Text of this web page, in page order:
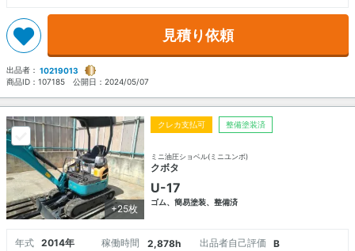
見積り依頼
出品者： 10219013
商品ID： 107185 公開日： 2024/05/07
+25枚
クレカ支払可 整備塗装済
ミニ油圧ショベル(ミニユンボ)
クボタ
U-17
ゴム、簡易塗装、整備済
年式 2014年 稼働時間 2,878h 出品者自己評価
B